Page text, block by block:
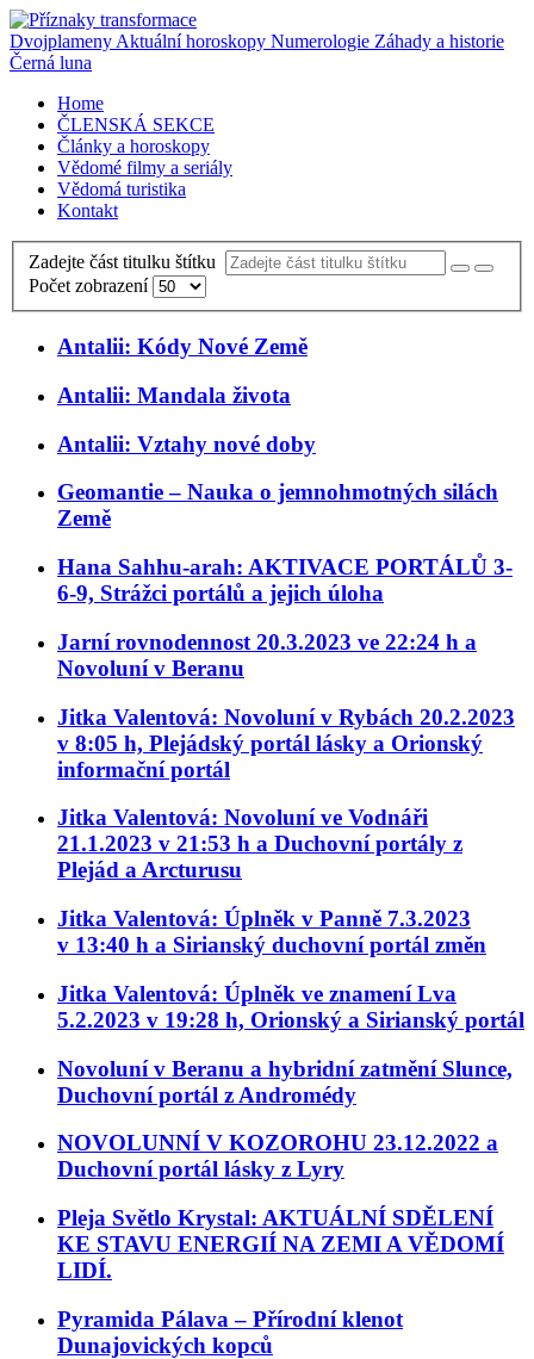
Dvojplameny Aktuální horoskopy Numerologie Záhady a historie
Černá luna
Home
ČLENSKÁ SEKCE
Články a horoskopy
Vědomé filmy a seriály
Vědomá turistika
Kontakt
Zadejte část titulku štítku
Počet zobrazení
Antalii: Kódy Nové Země
Antalii: Mandala života
Antalii: Vztahy nové doby
Geomantie – Nauka o jemnohmotných silách
Země
Hana Sahhu-arah: AKTIVACE PORTÁLŮ 3-
6-9, Strážci portálů a jejich úloha
Jarní rovnodennost 20.3.2023 ve 22:24 h a
Novoluní v Beranu
Jitka Valentová: Novoluní v Rybách 20.2.2023
v 8:05 h, Plejádský portál lásky a Orionský
informační portál
Jitka Valentová: Novoluní ve Vodnáři
21.1.2023 v 21:53 h a Duchovní portály z
Plejád a Arcturusu
Jitka Valentová: Úplněk v Panně 7.3.2023
v 13:40 h a Sirianský duchovní portál změn
Jitka Valentová: Úplněk ve znamení Lva
5.2.2023 v 19:28 h, Orionský a Sirianský portál
Novoluní v Beranu a hybridní zatmění Slunce,
Duchovní portál z Andromédy
NOVOLUNNÍ V KOZOROHU 23.12.2022 a
Duchovní portál lásky z Lyry
Pleja Světlo Krystal: AKTUÁLNÍ SDĚLENÍ
KE STAVU ENERGIÍ NA ZEMI A VĚDOMÍ
LIDÍ.
Pyramida Pálava – Přírodní klenot
Dunajovických kopců